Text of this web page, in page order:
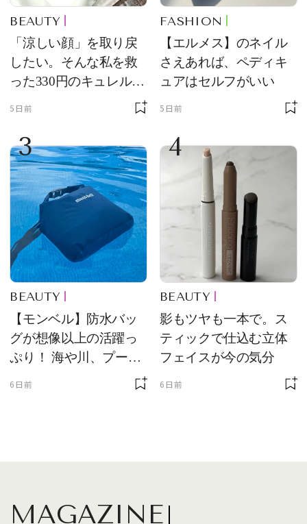
BEAUTY
「涼しい顔」を取り戻
したい。そんな私を救
った330円のキュレル名
5日前
FASHION
【エルメス】のネイル
さえあれば、ペディキ
ュアはセルフがいい
5日前
3
BEAUTY
【モンベル】防水バッ
グが想像以上の活躍っ
ぷり！ 海や川、プール
6日前
4
BEAUTY
影もツヤも一本で。ス
ティックで仕込む立体
フェイスが今の気分
6日前
MAGAZINE